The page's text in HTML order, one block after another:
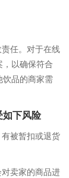
任。对于在线
以确保符合
品的商家需
下风险
被暂扣或退货
卖家的商品进